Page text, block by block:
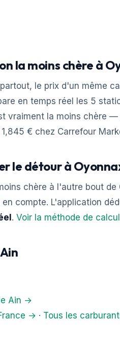
la moins chère à
le prix d'un même
en temps réel les 5
vraiment la moins chère
€ chez Carrefour
le détour à
chère à l'autre bout
compte. L'application
. Voir la méthode de
Ain →
→ · Tous les